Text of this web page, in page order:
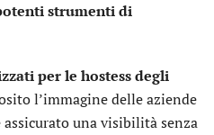
strumenti di
per le hostess degli
l’immagine delle aziende
assicurato una visibilità senza